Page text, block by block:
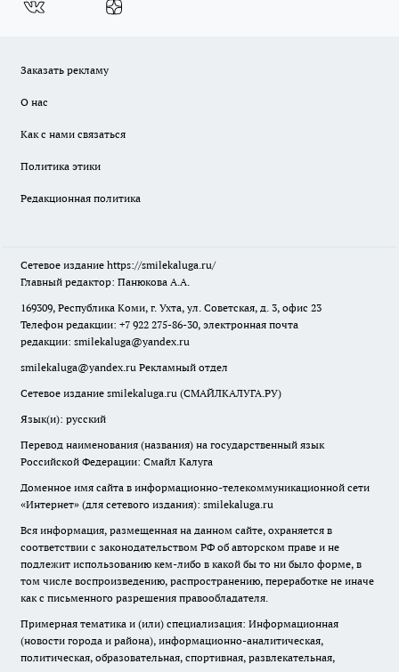
Заказать рекламу
О нас
Как с нами связаться
Политика этики
Редакционная политика
Сетевое издание https://smilekaluga.ru/
Главный редактор: Панюкова А.А.
169309, Республика Коми, г. Ухта, ул. Советская, д. 3, офис 23
Телефон редакции: +7 922 275-86-30, электронная почта
редакции: smilekaluga@yandex.ru
smilekaluga@yandex.ru Рекламный отдел
Сетевое издание smilekaluga.ru (СМАЙЛКАЛУГА.РУ)
Язык(и): русский
Перевод наименования (названия) на государственный язык
Российской Федерации: Смайл Калуга
Доменное имя сайта в информационно-телекоммуникационной сети
«Интернет» (для сетевого издания): smilekaluga.ru
Вся информация, размещенная на данном сайте, охраняется в
соответствии с законодательством РФ об авторском праве и не
подлежит использованию кем-либо в какой бы то ни было форме, в
том числе воспроизведению, распространению, переработке не иначе
как с письменного разрешения правообладателя.
Примерная тематика и (или) специализация: Информационная
(новости города и района), информационно-аналитическая,
политическая, образовательная, спортивная, развлекательная,